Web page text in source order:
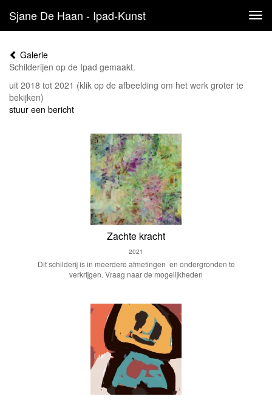
Sjane De Haan - Ipad-Kunst
Galerie
Schilderijen op de Ipad gemaakt.
uit 2018 tot 2021 (klik op de afbeelding om het werk groter te
bekijken)
stuur een bericht
Zachte kracht
2021
Dit schilderij is in meerdere afmetingen en ondergronden te
verkrijgen. Vraag naar de mogelijkheden